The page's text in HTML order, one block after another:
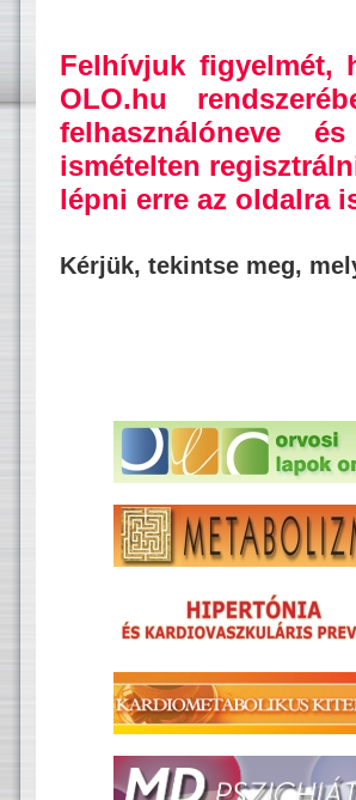
Felhívjuk figyelmét,
OLO.hu
felhasználóneve
ismételten
lépni erre az oldalra
Kérjük, tekintse meg,